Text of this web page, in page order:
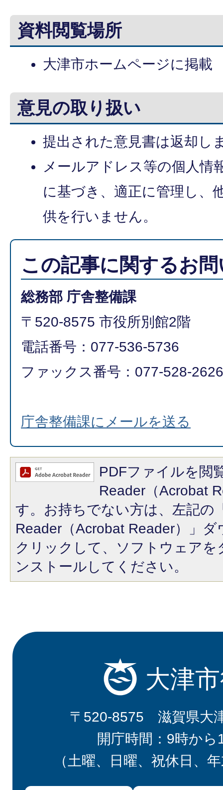
資料閲覧場所
大津市ホームページに掲載
意見の取り扱い
提出された意見書は返却し
メールアドレス等の個人情
に基づき、適正に管理し、
供を行いません。
この記事に関するお
総務部 庁舎整備課
〒520-8575 市役所別館2階
電話番号：077-536-5736
ファックス番号：077-528-2626
庁舎整備課にメールを送る
PDFファイルを閲
Reader（Acrobat
す。お持ちでない方は、左記の
Reader（Acrobat Reader）」
クリックして、ソフトウェア
ンストールしてください。
大津
〒520-8575 滋賀県大
開庁時間：9時から
（土曜、日曜、祝休日、